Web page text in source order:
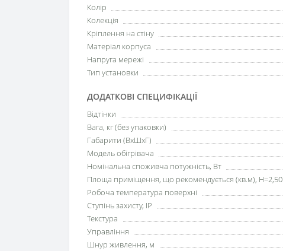
Колір
Колекція
Кріплення на стіну
Матеріал корпуса
Напруга мережі
Тип установки
ДОДАТКОВІ СПЕЦИФІКАЦІЇ
Відтінки
Вага, кг (без упаковки)
Габарити (ВхШхГ)
Модель обігрівача
Номінальна споживча потужність, Вт
Площа приміщення, що рекомендується (кв.м), H=2,50
Робоча температура поверхні
Ступінь захисту, IP
Текстура
Управління
Шнур живлення, м